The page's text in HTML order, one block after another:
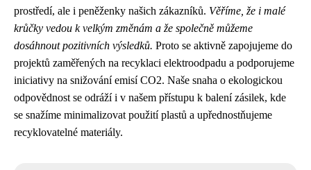
prostředí, ale i peněženky našich zákazníků. Věříme, že i malé
krůčky vedou k velkým změnám a že společně můžeme
dosáhnout pozitivních výsledků. Proto se aktivně zapojujeme do
projektů zaměřených na recyklaci elektroodpadu a podporujeme
iniciativy na snižování emisí CO2. Naše snaha o ekologickou
odpovědnost se odráží i v našem přístupu k balení zásilek, kde
se snažíme minimalizovat použití plastů a upřednostňujeme
recyklovatelné materiály.